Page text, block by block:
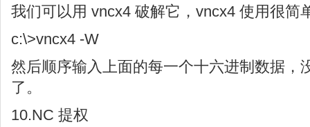
我们可以用 vncx4 破解它，vncx4 使用很简
c:\>vncx4 -W
然后顺序输入上面的每一个十六进制数据，
了。
10.NC 提权